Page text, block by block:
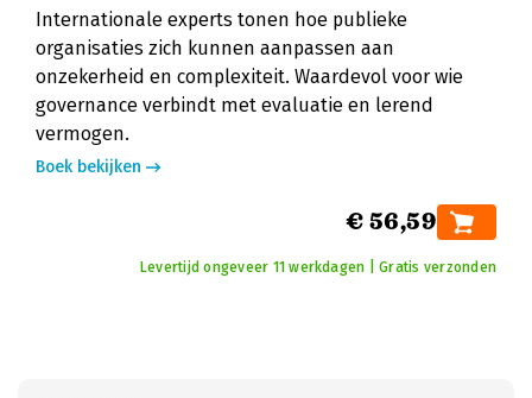
Internationale experts tonen hoe publieke
organisaties zich kunnen aanpassen aan
onzekerheid en complexiteit. Waardevol voor wie
governance verbindt met evaluatie en lerend
vermogen.
Boek bekijken
€ 56,59
Levertijd ongeveer 11 werkdagen | Gratis verzonden